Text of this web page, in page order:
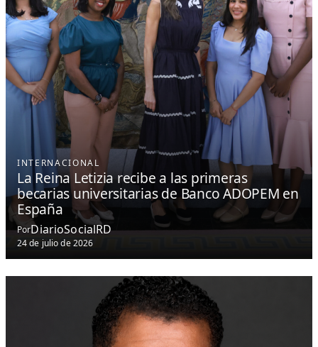
INTERNACIONAL
La Reina Letizia recibe a las primeras
becarias universitarias de Banco ADOPEM en
España
PorDiarioSocialRD
24 de julio de 2026